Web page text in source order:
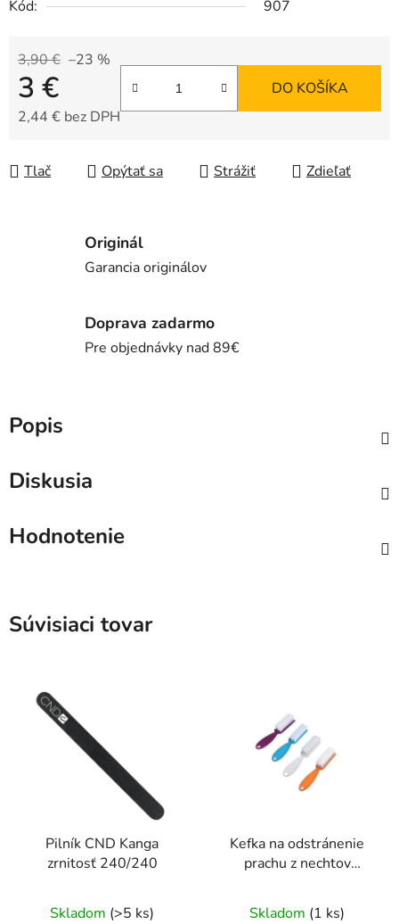
Kód:
907
3,90 € –23 %
3 €
2,44 € bez DPH
DO KOŠÍKA
Tlač Opýtať sa Strážiť Zdieľať
Originál
Garancia originálov
Doprava zadarmo
Pre objednávky nad 89€
Popis
Diskusia
Hodnotenie
Súvisiaci tovar
Pilník CND Kanga
zrnitosť 240/240
Skladom (>5 ks)
Kefka na odstránenie
prachu z nechtov
Skladom (1 ks)